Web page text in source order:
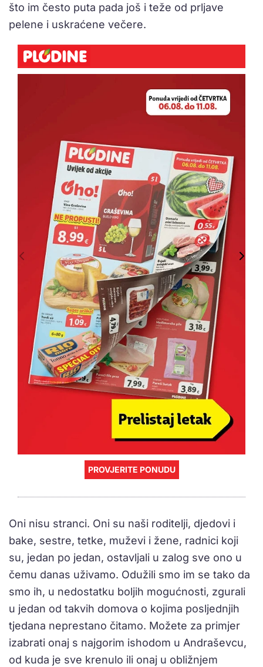
što im često puta pada još i teže od prljave
pelene i uskraćene večere.
PROVJERITE PONUDU
Oni nisu stranci. Oni su naši roditelji, djedovi i
bake, sestre, tetke, muževi i žene, radnici koji
su, jedan po jedan, ostavljali u zalog sve ono u
čemu danas uživamo. Odužili smo im se tako da
smo ih, u nedostatku boljih mogućnosti, zgurali
u jedan od takvih domova o kojima posljednjih
tjedana neprestano čitamo. Možete za primjer
izabrati onaj s najgorim ishodom u Andraševcu,
od kuda je sve krenulo ili onaj u obližnjem